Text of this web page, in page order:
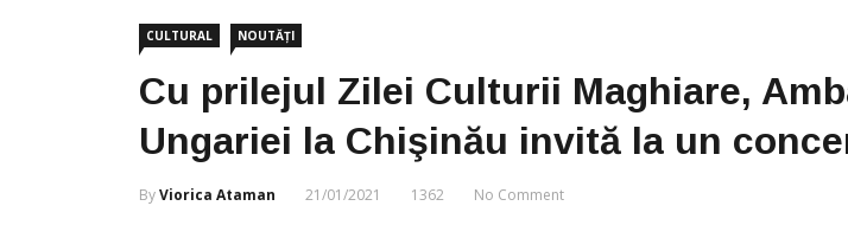
CULTURAL NOUTĂȚI
Cu prilejul Zilei Culturii Maghiare,
Ungariei la Chişinău invită la un
ByViorica Ataman 21/01/2021 1362 No Comment